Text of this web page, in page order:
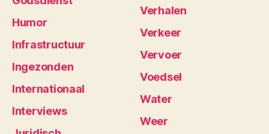
Humor
Infrastructuur
Ingezonden
Internationaal
Interviews
Verhalen
Verkeer
Vervoer
Voedsel
Water
Weer